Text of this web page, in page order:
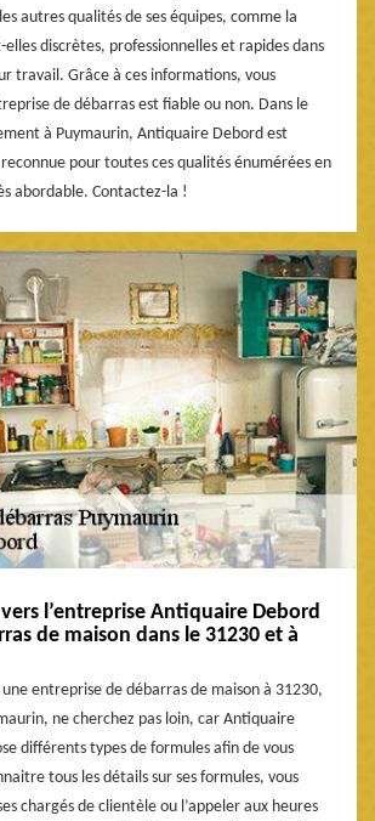
autres qualités de ses équipes, comme la
elles discrètes, professionnelles et rapides dans
travail. Grâce à ces informations, vous
de débarras est fiable ou non. Dans le
à Puymaurin, Antiquaire Debord est
pour toutes ces qualités énumérées en
abordable. Contactez-la !
l’entreprise Antiquaire Debord
de maison dans le 31230 et à
entreprise de débarras de maison à 31230,
ne cherchez pas loin, car Antiquaire
différents types de formules afin de vous
tous les détails sur ses formules, vous
chargés de clientèle ou l’appeler aux heures